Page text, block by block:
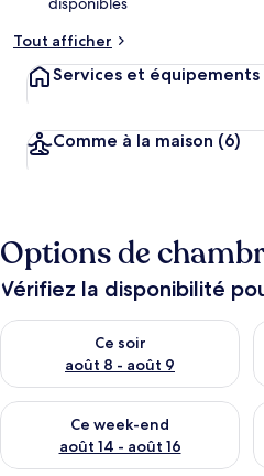
Tout afficher
Services et équipements
Comme à la maison (6)
Options de
Vérifiez la disponibilité
Ce soir
août 8 - août 9
Vérifier la disponibilité pour ce
Ce week-end
août 14 - août 16
Vérifier la disponibilité pour ce